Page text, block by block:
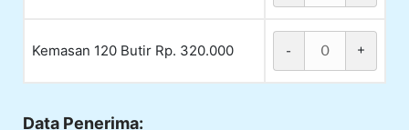
Kemasan 120 Butir Rp. 320.000 - +
Data Penerima: